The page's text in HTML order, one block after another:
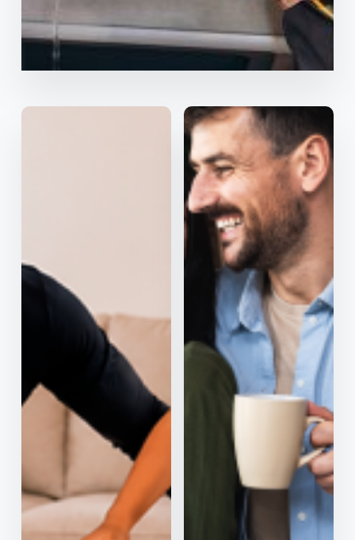
Saber mais
Apanhe a onda da
poupança
Tarifa Digital
Ideal para clientes
100% digitais.
Apenas
0,1399€/kWh na
20% de desconto
Oferta exclusiva
Preços estáveis por 12
meses
Tarifa
Quero+ Luz
Para os clientes que
gostam de acumular
descontos.
desconto em
fatura
Bónus de 40€